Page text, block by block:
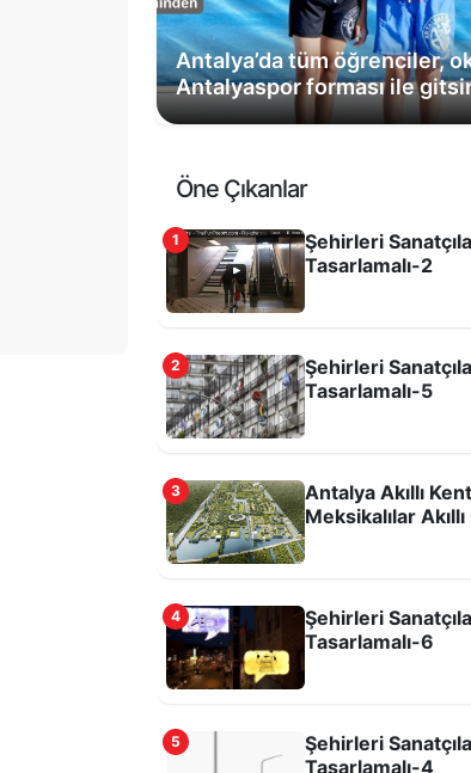
Antalya’da tüm öğrenciler,
Antalyaspor forması ile
Öne Çıkanlar
1
Şehirleri
Tasarlamalı-2
2
Şehirleri
Tasarlamalı-5
3
Antalya Akıllı
Meksikalılar
4
Şehirleri
Tasarlamalı-6
5
Şehirleri
Tasarlamalı-4